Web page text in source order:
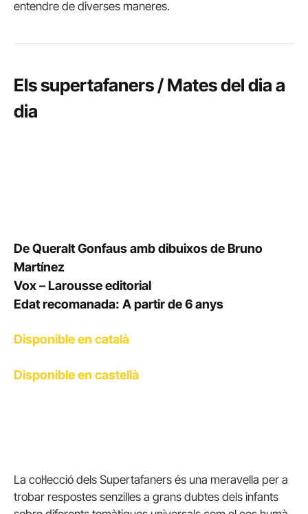
entendre de diverses maneres.
Els supertafaners / Mates del dia a
dia
De Queralt Gonfaus amb dibuixos de Bruno
Martínez
Vox – Larousse editorial
Edat recomanada: A partir de 6 anys
Disponible en català
Disponible en castellà
La col·lecció dels Supertafaners és una meravella per a
trobar respostes senzilles a grans dubtes dels infants